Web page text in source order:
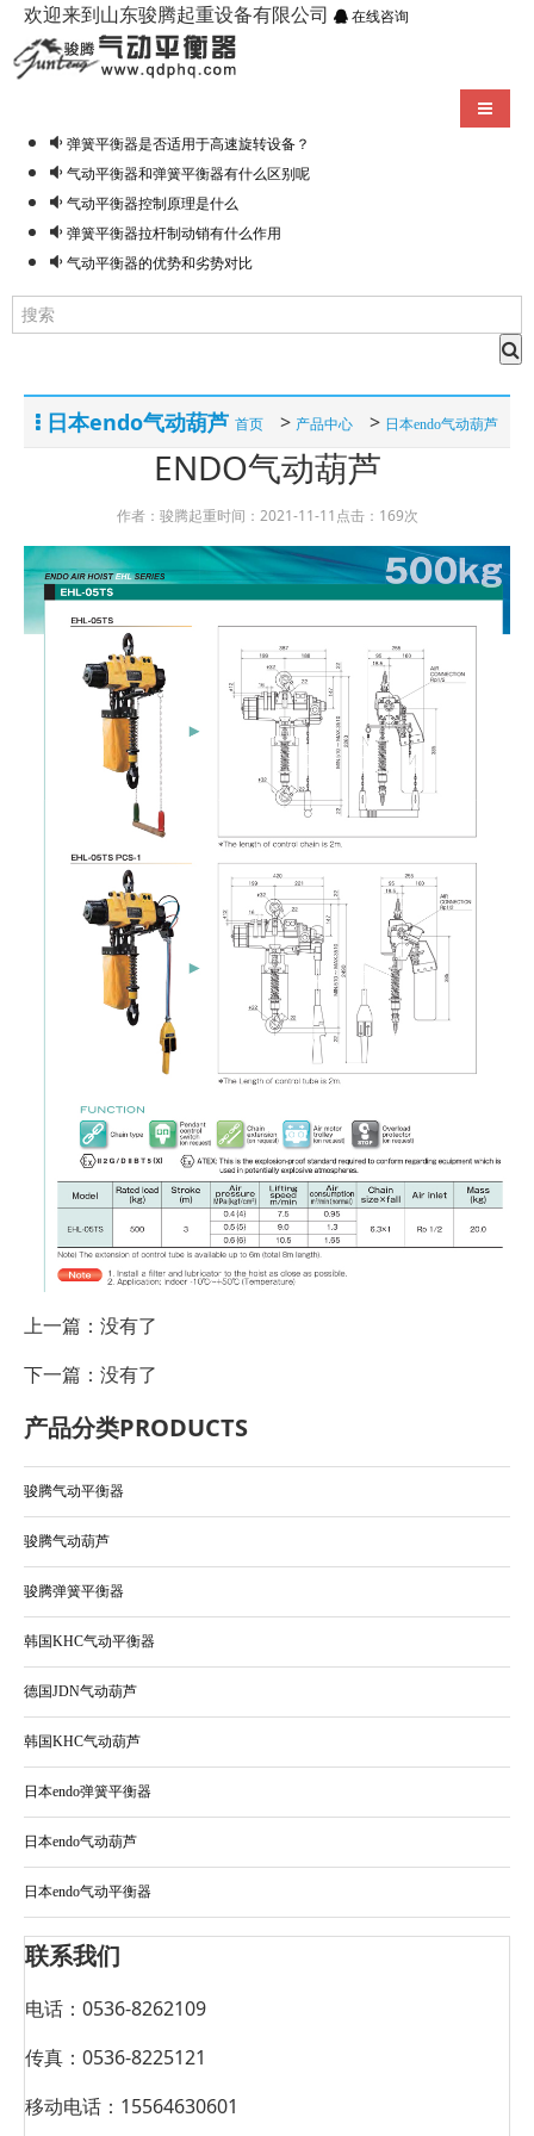
欢迎来到山东骏腾起重设备有限公司 在线咨询
导航切
弹簧平衡器是否适用于高速旋转设备？
气动平衡器和弹簧平衡器有什么区别呢
气动平衡器控制原理是什么
弹簧平衡器拉杆制动销有什么作用
气动平衡器的优势和劣势对比
日本endo气动葫芦 首页 > 产品中心 > 日本endo气动葫芦
ENDO气动葫芦
作者：骏腾起重时间：2021-11-11点击：169次
上一篇：没有了
下一篇：没有了
产品分类PRODUCTS
骏腾气动平衡器
骏腾气动葫芦
骏腾弹簧平衡器
韩国KHC气动平衡器
德国JDN气动葫芦
韩国KHC气动葫芦
日本endo弹簧平衡器
日本endo气动葫芦
日本endo气动平衡器
联系我们
电话：0536-8262109
传真：0536-8225121
移动电话：15564630601